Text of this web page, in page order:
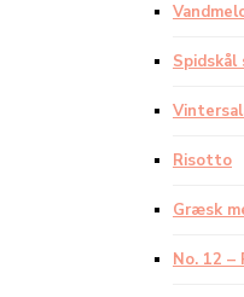
Spidskål
Risotto
Græsk
No. 12 –